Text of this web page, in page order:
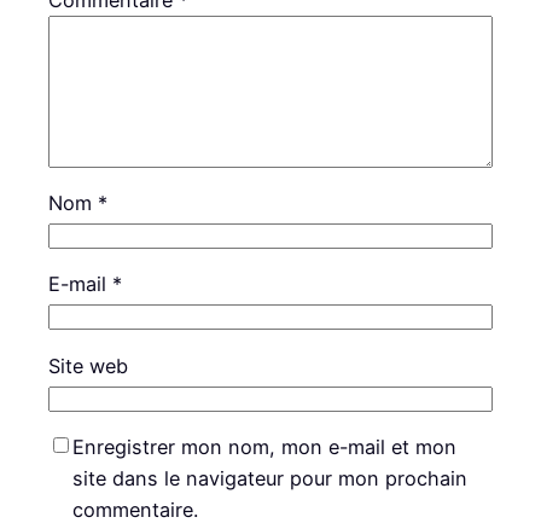
Nom *
E-mail *
Site web
Enregistrer mon nom, mon e-mail et mon
site dans le navigateur pour mon prochain
commentaire.